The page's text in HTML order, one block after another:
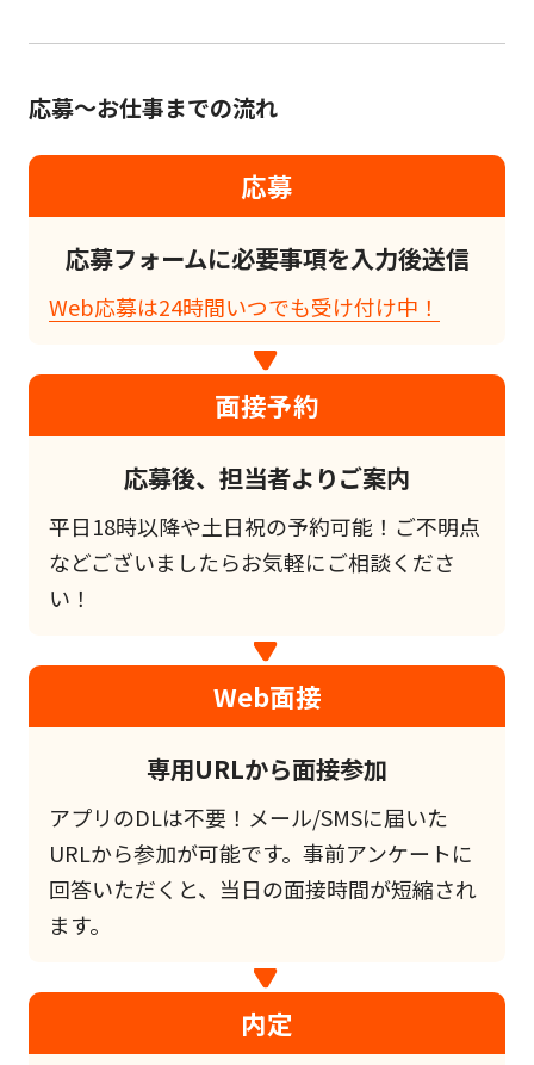
応募～お仕事までの流れ
応募
応募フォームに必要事項を入力後送信
Web応募は24時間いつでも受け付け中！
面接予約
応募後、担当者よりご案内
平日18時以降や土日祝の予約可能！ご不明点
などございましたらお気軽にご相談くださ
い！
Web面接
専用URLから面接参加
アプリのDLは不要！メール/SMSに届いた
URLから参加が可能です。事前アンケートに
回答いただくと、当日の面接時間が短縮され
ます。
内定